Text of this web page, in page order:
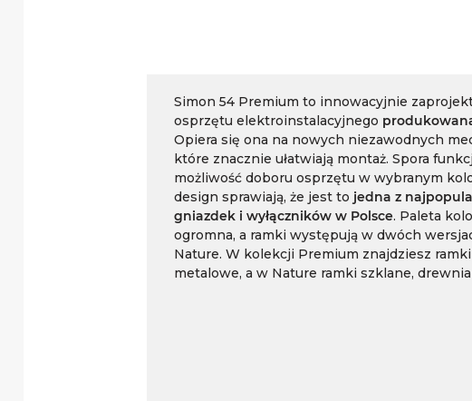
Simon 54 Premium to innowacyjnie
osprzętu elektroinstalacyjnego
Opiera się ona na nowych niezawodnych
które znacznie ułatwiają montaż. Spora
możliwość doboru osprzętu w wybranym
design sprawiają, że jest to jedna z
gniazdek i wyłączników w Polsce. Paleta
ogromna, a ramki występują w dwóch
Nature. W kolekcji Premium znajdziesz
metalowe, a w Nature ramki szklane,